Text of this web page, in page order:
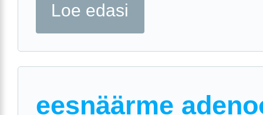
Loe edasi
eesnäärme